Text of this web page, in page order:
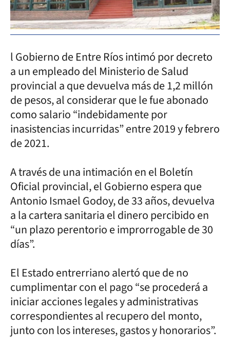
l Gobierno de Entre Ríos intimó por decreto
a un empleado del Ministerio de Salud
provincial a que devuelva más de 1,2 millón
de pesos, al considerar que le fue abonado
como salario “indebidamente por
inasistencias incurridas” entre 2019 y febrero
de 2021.
A través de una intimación en el Boletín
Oficial provincial, el Gobierno espera que
Antonio Ismael Godoy, de 33 años, devuelva
a la cartera sanitaria el dinero percibido en
“un plazo perentorio e improrrogable de 30
días”.
El Estado entrerriano alertó que de no
cumplimentar con el pago “se procederá a
iniciar acciones legales y administrativas
correspondientes al recupero del monto,
junto con los intereses, gastos y honorarios”.